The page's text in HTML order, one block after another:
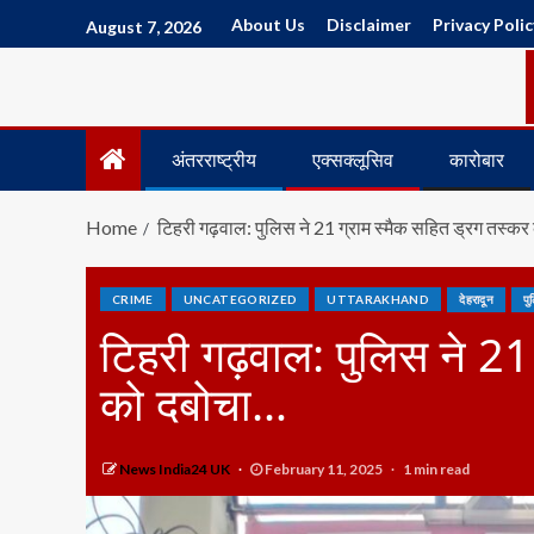
August 7, 2026 About Us Disclaimer Privacy
अंतरराष्ट्रीय एक्सक्लूसिव कारोबार
Home टिहरी गढ़वाल: पुलिस ने 21 ग्राम स्मैक सहित ड्रग तस्कर
CRIME UNCATEGORIZED UTTARAKHAND देहरादून
टिहरी गढ़वाल: पुलिस ने
को दबोचा…
News India24 UK February 11, 2025 1 min read